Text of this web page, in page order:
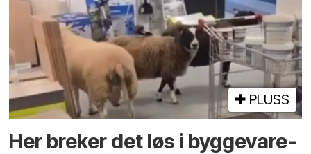
PLUSS
Her breker det løs i bygge­vare­